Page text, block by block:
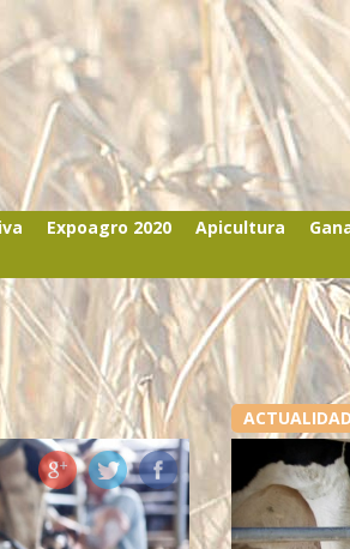
Expoagro 2020 Apicultura
ACTUALIDAD